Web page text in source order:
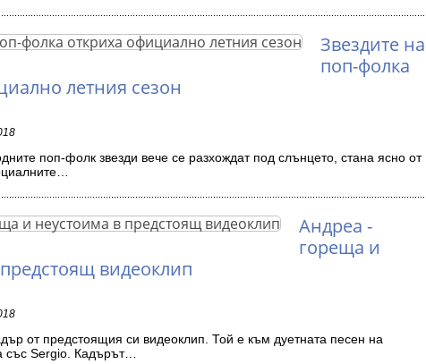
Звездите на
поп-фолка
летния сезон
поп-фолк звезди вече се разхождат под слънцето, стана ясно от
Андреа -
гореща и
видеоклип
от предстоящия си видеоклип. Той е към дуетната песен на
със Sergio. Кадърът…